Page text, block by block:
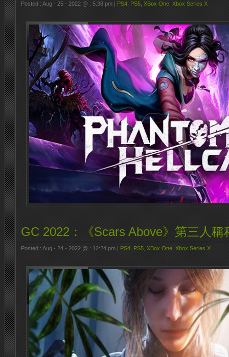
Posted : Aug - 25 - 2022 @ : 5:38 pm | PS4 PS5 XBox One Xbox Series X
GC 2022：《Scars Above》第三人稱
Posted : Aug - 24 - 2022 @ : 12:24 pm | PS4 PS5 XBox One Xbox Series X